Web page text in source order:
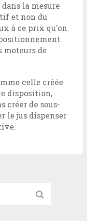
la mesure
et non du
à ce prix qu’on
moteurs de
celle créée
disposition,
créer de sous-
le jus dispenser